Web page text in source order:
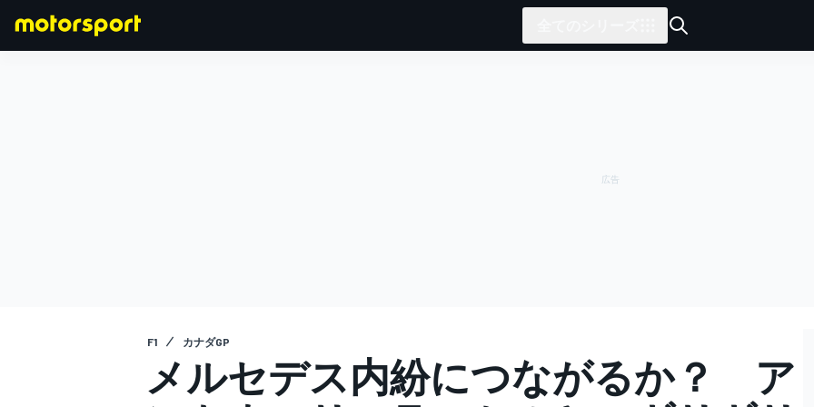
F1 カナダGP
メルセデス内紛につながるか？ ア